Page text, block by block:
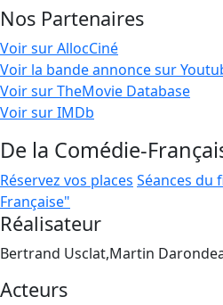
Nos Partenaires
Voir sur AllocCiné
Voir la bande annonce sur
Voir sur TheMovie Database
Voir sur IMDb
De la Comédie-
Réservez vos places Séances du
Française"
Réalisateur
Bertrand Usclat,Martin
Acteurs